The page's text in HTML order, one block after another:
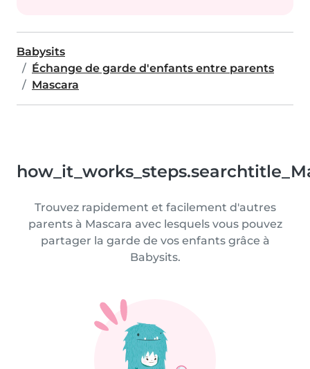
Babysits
Échange de garde d'enfants entre parents
Mascara
Trouvez rapidement et facilement d'autres
parents à Mascara avec lesquels vous pouvez
partager la garde de vos enfants grâce à
Babysits.